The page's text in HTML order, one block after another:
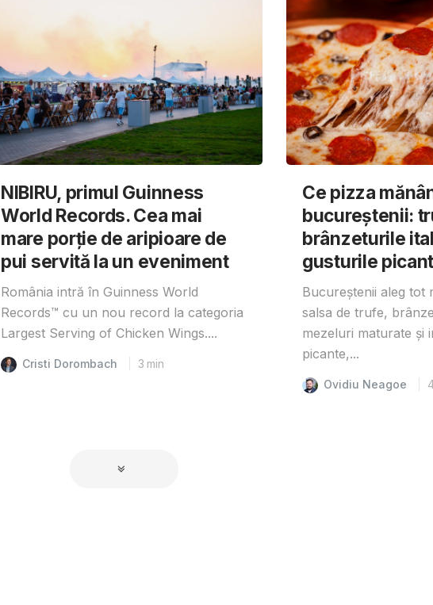
NIBIRU, primul Guinness
World Records. Cea mai
mare porție de aripioare de
pui servită la un eveniment
România intră în Guinness World
Records™️ cu un nou record la categoria
Largest Serving of Chicken Wings....
Cristi Dorombach 3 min
Ce pizza
bucureștenii:
brânzeturile
gusturile
Bucureștenii aleg tot
salsa de trufe,
mezeluri maturate și
picante,...
Ovidiu Neagoe